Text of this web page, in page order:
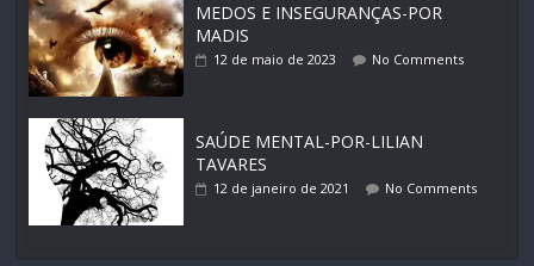
MEDOS E INSEGURANÇAS-POR
MADIS
12 de maio de 2023 No Comments
SAÚDE MENTAL-POR-LILIAN
TAVARES
12 de janeiro de 2021 No Comments